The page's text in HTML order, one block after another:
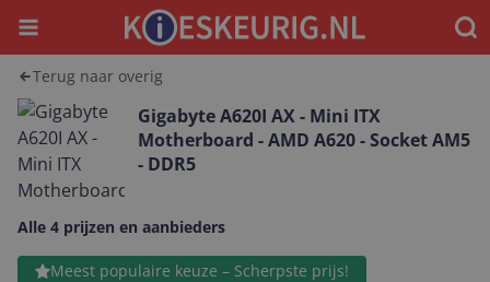
Menu
Terug naar overig
Gigabyte A620I AX - Mini ITX
Motherboard - AMD A620 - Socket AM5
- DDR5
Alle 4 prijzen en aanbieders
Meest populaire keuze – Scherpste prijs!
Bekijk product